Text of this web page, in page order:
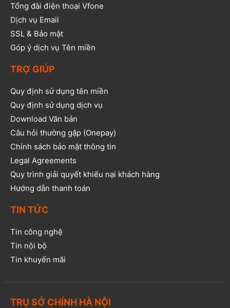
Tổng đài điện thoại Vfone
Dịch vụ Email
SSL & Bảo mật
Góp ý dịch vụ Tên miền
TRỢ GIÚP
Quy định sử dụng tên miền
Quy định sử dụng dịch vụ
Download Văn bản
Câu hỏi thường gặp (Onepay)
Chính sách bảo mật thông tin
Legal Agreements
Quy trình giải quyết khiếu nại khách hàng
Hướng dẫn thanh toán
TIN TỨC
Tin công nghệ
Tin nội bộ
Tin khuyến mãi
TRỤ SỞ CHÍNH HÀ NỘI